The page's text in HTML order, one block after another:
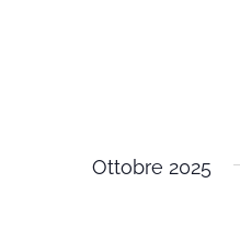
Ottobre 2025